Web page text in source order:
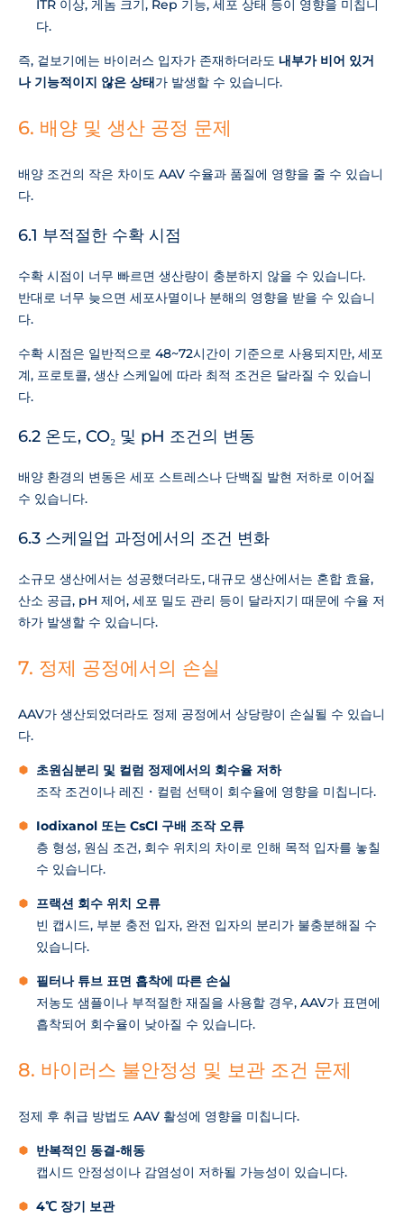
ITR 이상, 게놈 크기, Rep 기능, 세포 상태 등이 영향을 미칩니
다.
즉, 겉보기에는 바이러스 입자가 존재하더라도 내부가 비어 있거
나 기능적이지 않은 상태가 발생할 수 있습니다.
6. 배양 및 생산 공정 문제
배양 조건의 작은 차이도 AAV 수율과 품질에 영향을 줄 수 있습니
다.
6.1 부적절한 수확 시점
수확 시점이 너무 빠르면 생산량이 충분하지 않을 수 있습니다.
반대로 너무 늦으면 세포사멸이나 분해의 영향을 받을 수 있습니
다.
수확 시점은 일반적으로 48~72시간이 기준으로 사용되지만, 세포
계, 프로토콜, 생산 스케일에 따라 최적 조건은 달라질 수 있습니
다.
6.2 온도, CO₂ 및 pH 조건의 변동
배양 환경의 변동은 세포 스트레스나 단백질 발현 저하로 이어질
수 있습니다.
6.3 스케일업 과정에서의 조건 변화
소규모 생산에서는 성공했더라도, 대규모 생산에서는 혼합 효율,
산소 공급, pH 제어, 세포 밀도 관리 등이 달라지기 때문에 수율 저
하가 발생할 수 있습니다.
7. 정제 공정에서의 손실
AAV가 생산되었더라도 정제 공정에서 상당량이 손실될 수 있습니
다.
초원심분리 및 컬럼 정제에서의 회수율 저하
조작 조건이나 레진・컬럼 선택이 회수율에 영향을 미칩니다.
Iodixanol 또는 CsCl 구배 조작 오류
층 형성, 원심 조건, 회수 위치의 차이로 인해 목적 입자를 놓칠
수 있습니다.
프랙션 회수 위치 오류
빈 캡시드, 부분 충전 입자, 완전 입자의 분리가 불충분해질 수
있습니다.
필터나 튜브 표면 흡착에 따른 손실
저농도 샘플이나 부적절한 재질을 사용할 경우, AAV가 표면에
흡착되어 회수율이 낮아질 수 있습니다.
8. 바이러스 불안정성 및 보관 조건 문제
정제 후 취급 방법도 AAV 활성에 영향을 미칩니다.
반복적인 동결-해동
캡시드 안정성이나 감염성이 저하될 가능성이 있습니다.
4℃ 장기 보관